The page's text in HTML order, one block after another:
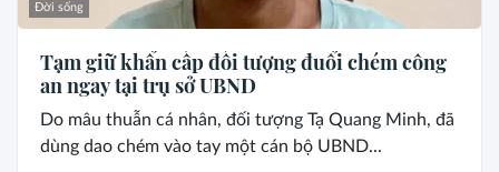
Đời sống
Tạm giữ khẩn cấp đối tượng đuổi chém công
an ngay tại trụ sở UBND
Do mâu thuẫn cá nhân, đối tượng Tạ Quang Minh, đã
dùng dao chém vào tay một cán bộ UBND...